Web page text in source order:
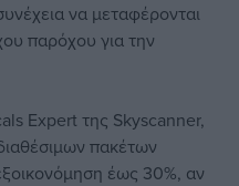
να μεταφέρονται
παρόχου για την
Expert της Skyscanner,
πακέτων
έως 30%, αν